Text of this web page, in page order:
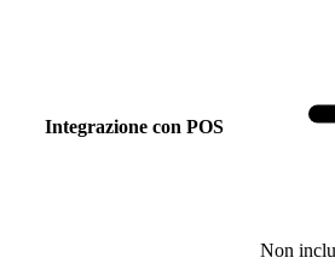
Integrazione con POS
Non